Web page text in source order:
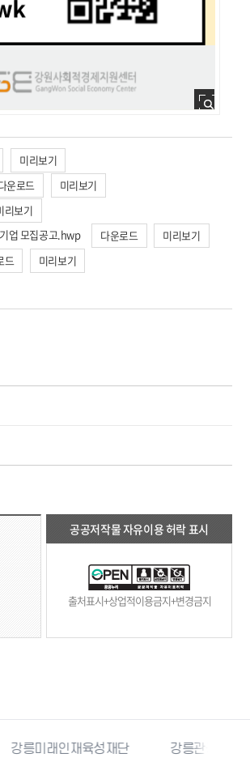
미리보기
운로드
미리보기
리보기
업 모집공고.hwp
다운로드
미리보기
드
미리보기
공공저작물 자유이용 허락 표시
출처표시+상업적이용금지+변경금지
단 강릉관광개발공사 국민재난